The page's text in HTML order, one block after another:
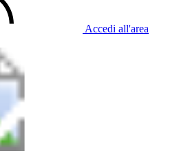
Accedi all'area